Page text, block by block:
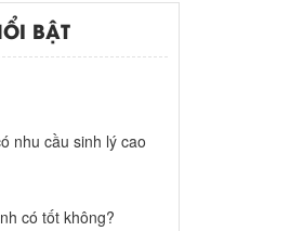
BẬT
nhu cầu sinh lý cao
có tốt không?